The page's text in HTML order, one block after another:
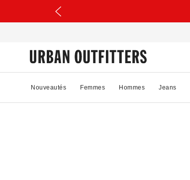
Nouveautés Femmes Hommes Jeans